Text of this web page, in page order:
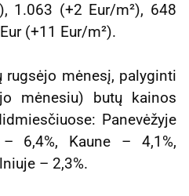
1.063 (+2 Eur/m²), 648
(+11 Eur/m²).
rugsėjo mėnesį, palyginti
mėnesiu) butų kainos
Panevėžyje
6,4%, Kaune – 4,1%,
– 2,3%.